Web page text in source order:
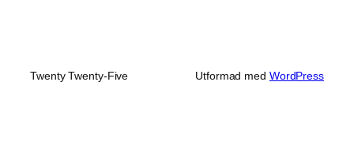
Twenty Twenty-Five Utformad med WordPress